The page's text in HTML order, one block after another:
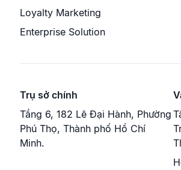
Loyalty Marketing
Enterprise Solution
Trụ sở chính
Tầng 6, 182 Lê Đại Hành, Phường
Phú Thọ, Thành phố Hồ Chí
Minh.